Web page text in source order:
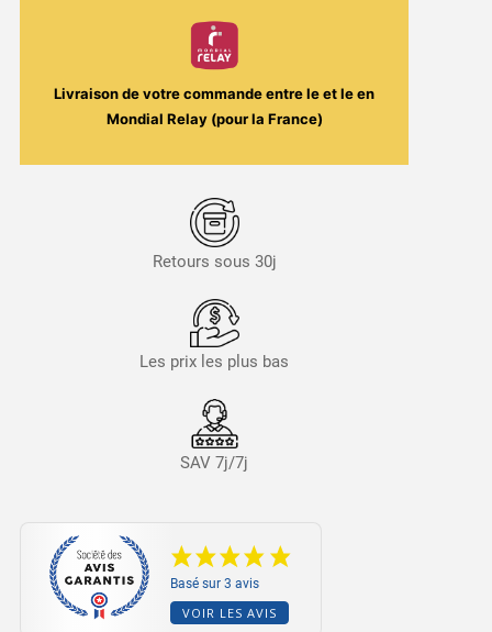
Livraison de votre commande entre leet leen
Mondial Relay (pour la France)
Retours sous 30j
Les prix les plus bas
SAV 7j/7j
Basé sur 3 avis
VOIR LES AVIS